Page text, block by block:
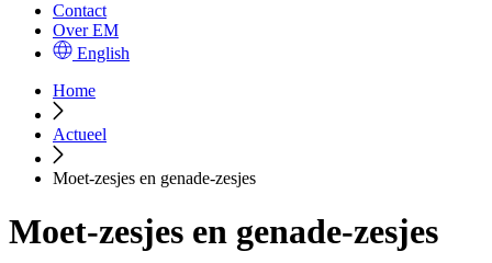
Contact
Over EM
English
Home
Actueel
Moet-zesjes en genade-zesjes
Moet-zesjes en genade-zesjes